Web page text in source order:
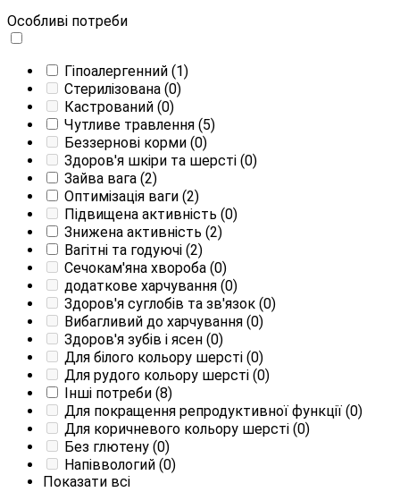
Особливі потреби
Гіпоалергенний (1)
Стерилізована (0)
Кастрований (0)
Чутливе травлення (5)
Беззернові корми (0)
Здоров'я шкіри та шерсті (0)
Зайва вага (2)
Оптимізація ваги (2)
Підвищена активність (0)
Знижена активність (2)
Вагітні та годуючі (2)
Сечокам'яна хвороба (0)
додаткове харчування (0)
Здоров'я суглобів та зв'язок (0)
Вибагливий до харчування (0)
Здоров'я зубів і ясен (0)
Для білого кольору шерсті (0)
Для рудого кольору шерсті (0)
Інші потреби (8)
Для покращення репродуктивної функції (0)
Для коричневого кольору шерсті (0)
Без глютену (0)
Напіввологий (0)
Показати всі